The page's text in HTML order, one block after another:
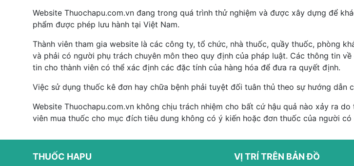
Website Thuochapu.com.vn đang trong quá trình thử nghiệm và được xây dựng để
phẩm được phép lưu hành tại Việt Nam.
Thành viên tham gia website là các công ty, tổ chức, nhà thuốc, quầy thuốc, phòng
và phải có người phụ trách chuyên môn theo quy định của pháp luật. Các thông tin
tin cho thành viên có thể xác định các đặc tính của hàng hóa để đưa ra quyết định.
Việc sử dụng thuốc kê đơn hay chữa bệnh phải tuyệt đối tuân thủ theo sự hướng dẫn
Website Thuochapu.com.vn không chịu trách nhiệm cho bất cứ hậu quả nào xảy ra
viên mua thuốc cho mục đích tiêu dung không có ý kiến hoặc đơn thuốc của người có
THUỐC HAPU VỊ TRÍ TRÊN BẢN ĐỒ